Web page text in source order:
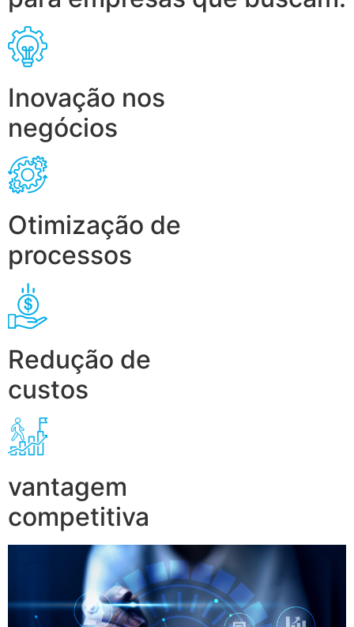
Inovação nos
negócios
Otimização de
processos
Redução de
custos
vantagem
competitiva